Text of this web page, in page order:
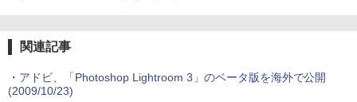
関連記事
・ アドビ、「Photoshop Lightroom 3」のベータ版を海外で公開
(2009/10/23)